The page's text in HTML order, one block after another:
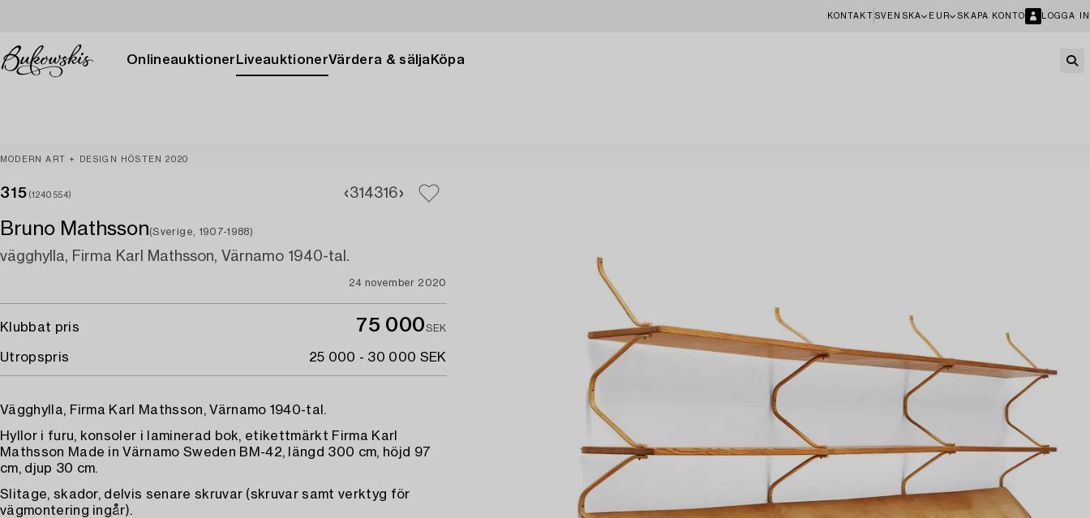
KONTAKT SVENSKA EUR SKAPA KONTO LOGGA IN
Onlineauktioner LiveauktionerVärdera & sälja Köpa
MODERN ART + DESIGN HÖSTEN 2020
315 (1240554) 314316
Bruno Mathsson(Sverige, 1907-1988)
vägghylla, Firma Karl Mathsson, Värnamo 1940-tal.
24 november 2020
Klubbat pris 75 000SEK
Utropspris 25 000 - 30 000 SEK
Vägghylla, Firma Karl Mathsson, Värnamo 1940-tal.
Hyllor i furu, konsoler i laminerad bok, etikettmärkt Firma Karl
Mathsson Made in Värnamo Sweden BM-42, längd 300 cm, höjd 97
cm, djup 30 cm.
Slitage, skador, delvis senare skruvar (skruvar samt verktyg för
vägmontering ingår).